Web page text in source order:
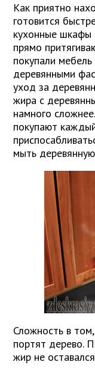
Как приятно
готовится
кухонные шкафы
прямо
покупали
деревянными
уход за
жира с
намного
покупают
мыть
Сложность в
портят дерево.
жир не